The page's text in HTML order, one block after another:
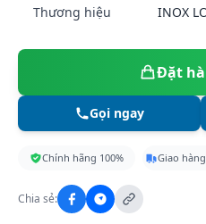
Thương hiệu INOX
Đặt
Gọi ngay
Chính hãng 100% Giao
Chia sẻ: